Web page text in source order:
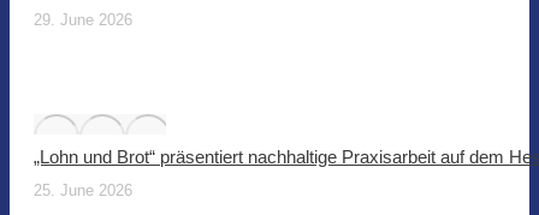
29. June 2026
„Lohn und Brot“ präsentiert nachhaltige Praxisarbeit auf dem
25. June 2026